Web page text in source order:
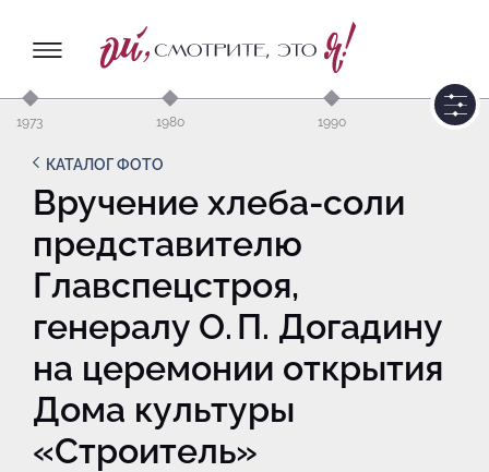
1973 1980 1990
КАТАЛОГ ФОТО
Вручение хлеба-соли
представителю
Главспецстроя,
генералу О. П. Догадину
на церемонии открытия
Дома культуры
«Строитель»